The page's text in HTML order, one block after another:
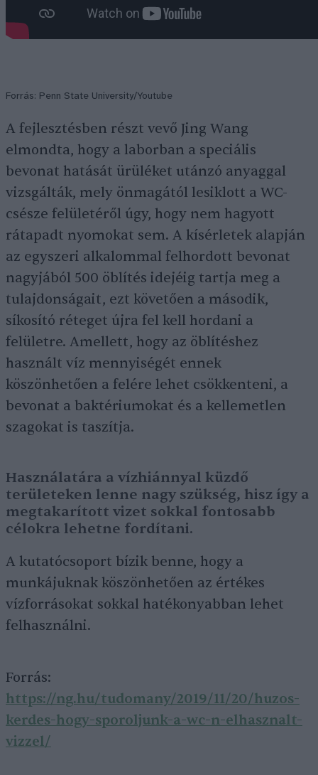
Forrás: Penn State University/Youtube
A fejlesztésben részt vevő Jing Wang
elmondta, hogy a laborban a speciális
bevonat hatását ürüléket utánzó anyaggal
vizsgálták, mely önmagától lesiklott a WC-
csésze felületéről úgy, hogy nem hagyott
rátapadt nyomokat sem. A kísérletek alapján
az egyszeri alkalommal felhordott bevonat
nagyjából 500 öblítés idejéig tartja meg a
tulajdonságait, ezt követően a második,
síkosító réteget újra fel kell hordani a
felületre. Amellett, hogy az öblítéshez
használt víz mennyiségét ennek
köszönhetően a felére lehet csökkenteni, a
bevonat a baktériumokat és a kellemetlen
szagokat is taszítja.
Használatára a vízhiánnyal küzdő
területeken lenne nagy szükség, hisz így a
megtakarított vizet sokkal fontosabb
célokra lehetne fordítani.
A kutatócsoport bízik benne, hogy a
munkájuknak köszönhetően az értékes
vízforrásokat sokkal hatékonyabban lehet
felhasználni.
Forrás:
https://ng.hu/tudomany/2019/11/20/huzos-
kerdes-hogy-sporoljunk-a-wc-n-elhasznalt-
vizzel/